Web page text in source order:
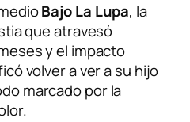
Bajo La Lupa, la
que atravesó
y el impacto
volver a ver a su hijo
marcado por la